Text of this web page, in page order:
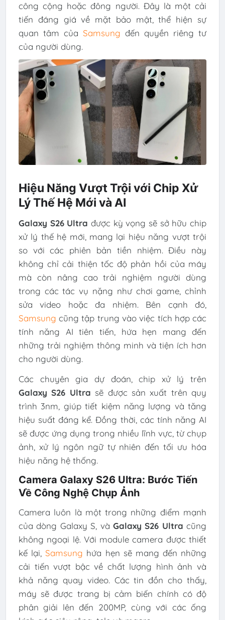
công cộng hoặc đông người. Đây là một cải
tiến đáng giá về mặt bảo mật, thể hiện sự
quan tâm của Samsung đến quyền riêng tư
của người dùng.
Hiệu Năng Vượt Trội với Chip Xử
Lý Thế Hệ Mới và AI
Galaxy S26 Ultra được kỳ vọng sẽ sở hữu chip
xử lý thế hệ mới, mang lại hiệu năng vượt trội
so với các phiên bản tiền nhiệm. Điều này
không chỉ cải thiện tốc độ phản hồi của máy
mà còn nâng cao trải nghiệm người dùng
trong các tác vụ nặng như chơi game, chỉnh
sửa video hoặc đa nhiệm. Bên cạnh đó,
Samsung cũng tập trung vào việc tích hợp các
tính năng AI tiên tiến, hứa hẹn mang đến
những trải nghiệm thông minh và tiện ích hơn
cho người dùng.
Các chuyên gia dự đoán, chip xử lý trên
Galaxy S26 Ultra sẽ được sản xuất trên quy
trình 3nm, giúp tiết kiệm năng lượng và tăng
hiệu suất đáng kể. Đồng thời, các tính năng AI
sẽ được ứng dụng trong nhiều lĩnh vực, từ chụp
ảnh, xử lý ngôn ngữ tự nhiên đến tối ưu hóa
hiệu năng hệ thống.
Camera Galaxy S26 Ultra: Bước Tiến
Về Công Nghệ Chụp Ảnh
Camera luôn là một trong những điểm mạnh
của dòng Galaxy S, và Galaxy S26 Ultra cũng
không ngoại lệ. Với module camera được thiết
kế lại,Samsung hứa hẹn sẽ mang đến những
cải tiến vượt bậc về chất lượng hình ảnh và
khả năng quay video. Các tin đồn cho thấy,
máy sẽ được trang bị cảm biến chính có độ
phân giải lên đến 200MP, cùng với các ống